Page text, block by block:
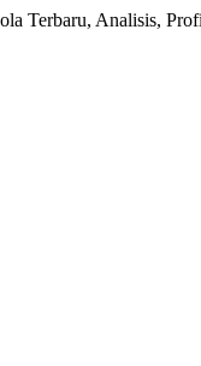
Terbaru, Analisis,